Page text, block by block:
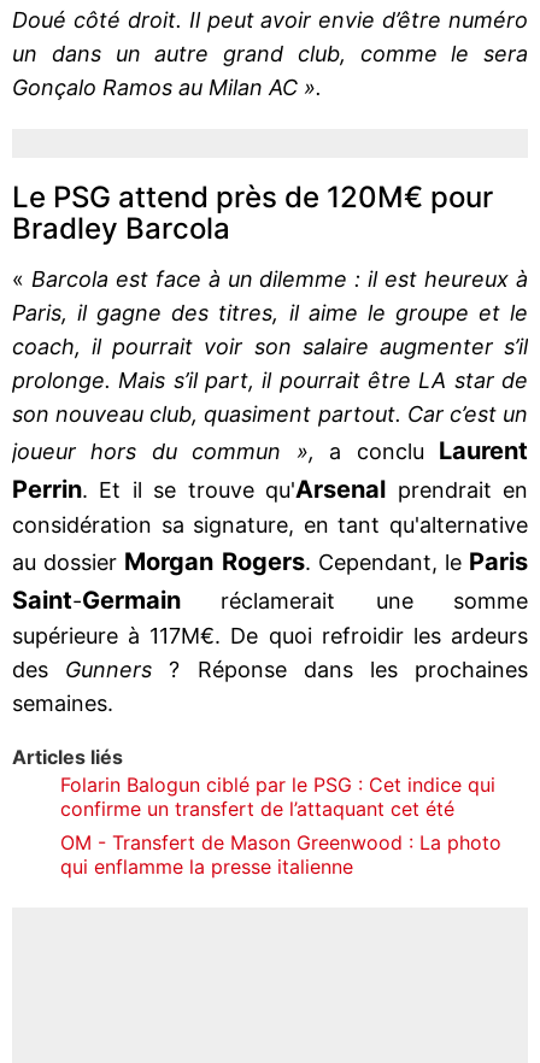
Doué côté droit. Il peut avoir envie d’être numéro
un dans un autre grand club, comme le sera
Gonçalo Ramos au Milan AC ».
Le PSG attend près de 120M€ pour
Bradley Barcola
« Barcola est face à un dilemme : il est heureux à
Paris, il gagne des titres, il aime le groupe et le
coach, il pourrait voir son salaire augmenter s’il
prolonge. Mais s’il part, il pourrait être LA star de
son nouveau club, quasiment partout. Car c’est un
joueur hors du commun », a conclu Laurent
Perrin. Et il se trouve qu'Arsenal prendrait en
considération sa signature, en tant qu'alternative
au dossier Morgan Rogers. Cependant, le Paris
Saint-Germain
réclamerait une somme
supérieure à 117M€. De quoi refroidir les ardeurs
des Gunners? Réponse dans les prochaines
semaines.
Articles liés
Folarin Balogun ciblé par le PSG : Cet indice qui
confirme un transfert de l’attaquant cet été
OM - Transfert de Mason Greenwood : La photo
qui enflamme la presse italienne